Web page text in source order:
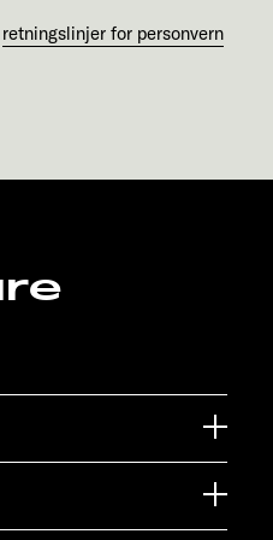
retningslinjer for personvern